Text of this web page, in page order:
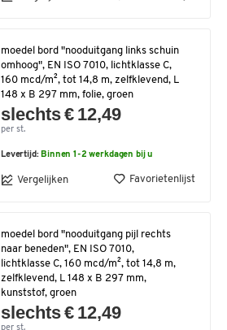
moedel bord "nooduitgang links schuin
omhoog", EN ISO 7010, lichtklasse C,
160 mcd/m², tot 14,8 m, zelfklevend, L
148 x B 297 mm, folie, groen
slechts € 12,49
per st.
Levertijd: Binnen 1-2 werkdagen bij u
Vergelijken Favorietenlijst
moedel bord "nooduitgang pijl rechts
naar beneden", EN ISO 7010,
lichtklasse C, 160 mcd/m², tot 14,8 m,
zelfklevend, L 148 x B 297 mm,
kunststof, groen
slechts € 12,49
per st.